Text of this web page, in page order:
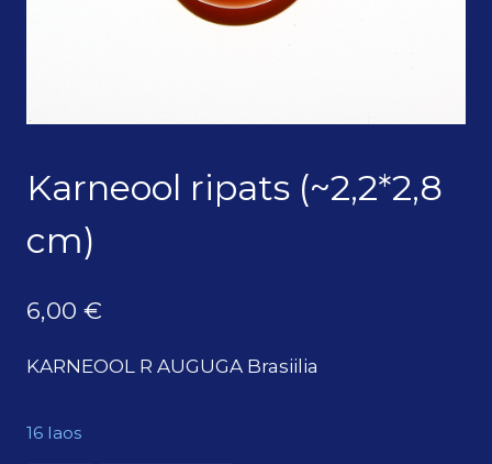
Karneool ripats (~2,2*2,8
cm)
6,00 €
KARNEOOL R AUGUGA Brasiilia
16 laos